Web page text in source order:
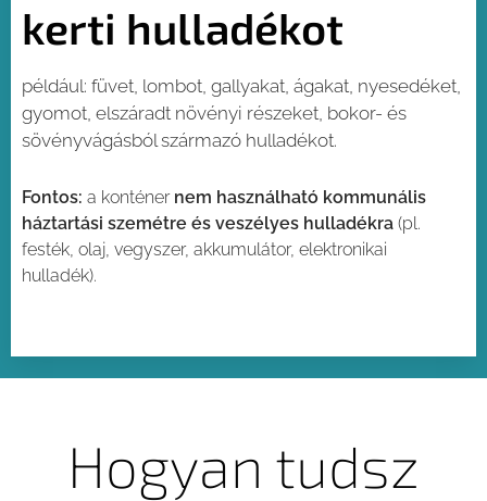
kerti hulladékot
például: füvet, lombot, gallyakat, ágakat, nyesedéket,
gyomot, elszáradt növényi részeket, bokor- és
sövényvágásból származó hulladékot.
Fontos: a konténer nem használható kommunális
háztartási szemétre és veszélyes hulladékra (pl.
festék, olaj, vegyszer, akkumulátor, elektronikai
hulladék).
Hogyan tudsz